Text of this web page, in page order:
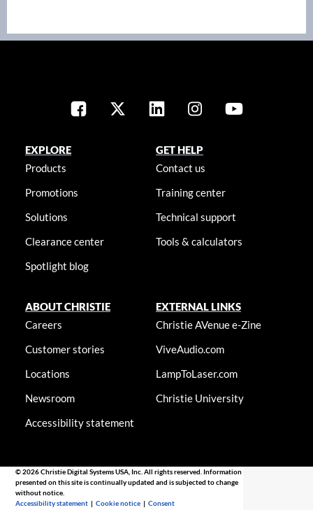
EXPLORE
Products
Promotions
Solutions
Clearance center
Spotlight blog
GET HELP
Contact us
Training center
Technical support
Tools & calculators
ABOUT CHRISTIE
Careers
Customer stories
Locations
Newsroom
Accessibility statement
EXTERNAL LINKS
Christie AVenue e-Zine
ViveAudio.com
LampToLaser.com
Christie University
© 2026 Christie Digital Systems USA, Inc. All rights reserved. Information
presented on this site is continually updated and is subjected to change
without notice.
Accessibility statement |Cookie notice |Consent